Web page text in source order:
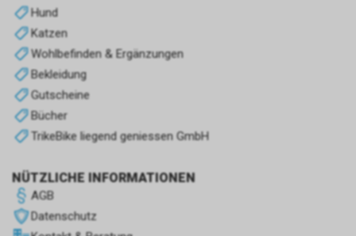
Hund
Katzen
Wohlbefinden & Ergänzungen
Bekleidung
Gutscheine
Bücher
TrikeBike liegend geniessen GmbH
NÜTZLICHE INFORMATIONEN
AGB
Datenschutz